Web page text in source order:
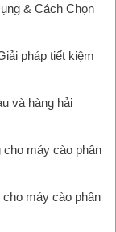
& Cách Chọn
pháp tiết kiệm
và hàng hải
cho máy cào phân
máy cào phân